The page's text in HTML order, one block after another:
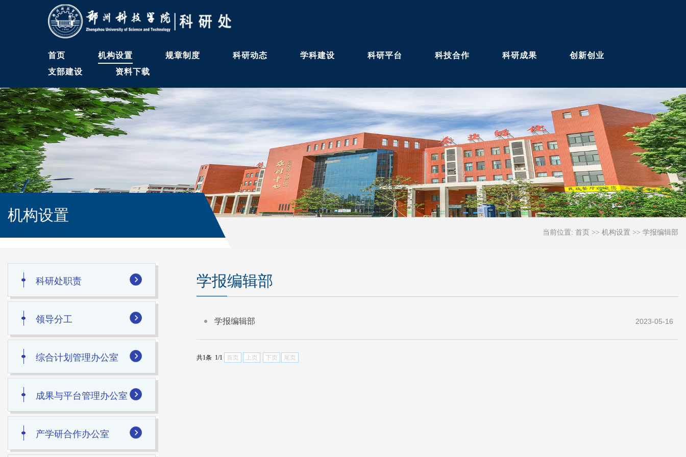
首页 机构设置 规章制度 科研动态 学科建设 科研平台 科技合作 科研成果
创新创业
支部建设
资料下载
当前位置: 首页 >> 机构设置 >> 学报编辑部
机构设置
科研处职责
领导分工
综合计划管理办公室
成果与平台管理办公室
产学研合作办公室
学报编辑部
学报编辑部 2023-05-16
共1条 1/1 首页 上页 下页 尾页